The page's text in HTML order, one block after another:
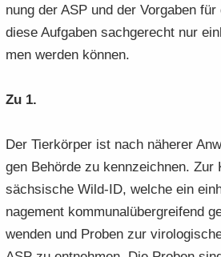
nung der ASP und der Vor­ga­ben
diese Auf­ga­ben sach­ge­recht nur
men wer­den kön­nen.
Zu 1.
Der Tier­kör­per ist nach nä­he­rer
gen Be­hör­de zu kenn­zeich­nen. Zur
säch­si­sche Wild-​ID, wel­che ein
nage­ment kom­mu­nal­über­grei­fend
wen­den und Pro­ben zur